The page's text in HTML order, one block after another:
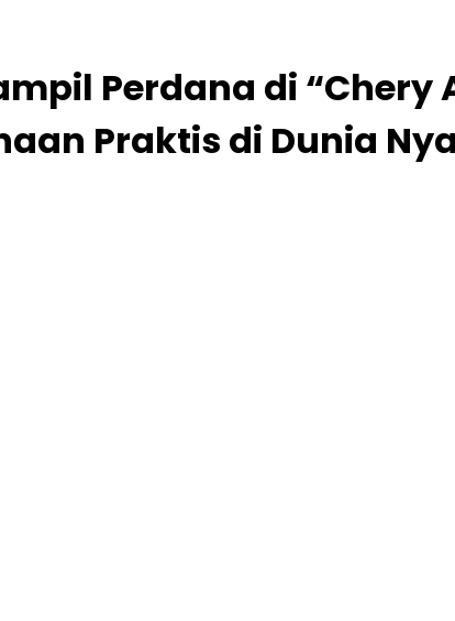
Perdana di “Chery
Praktis di Dunia